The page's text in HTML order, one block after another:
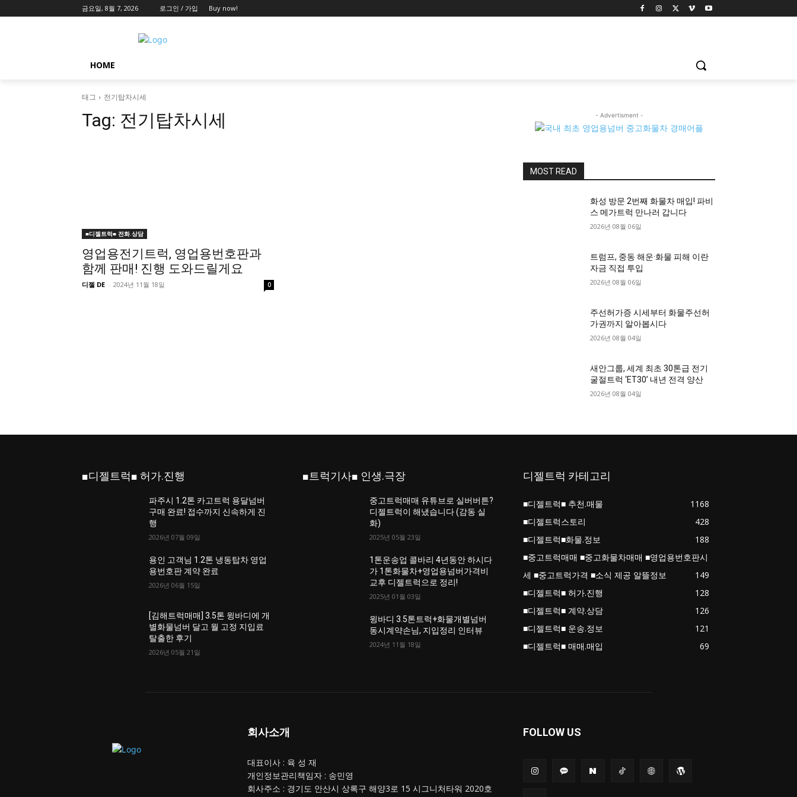
금요일, 8월 7, 2026 로그인 / 가입 Buy now!
HOME
태그 전기탑차시세
Tag: 전기탑차시세
■디젤트럭■ 전화.상담
영업용전기트럭, 영업용번호판과
함께 판매! 진행 도와드릴게요
디젤 DE - 2024년 11월 18일 0
- Advertisment -
MOST READ
화성 방문 2번째 화물차 매입! 파비
스 메가트럭 만나러 갑니다
2026년 08월 06일
트럼프, 중동 해운·화물 피해 이란
자금 직접 투입
2026년 08월 06일
주선허가증 시세부터 화물주선허
가권까지 알아봅시다
2026년 08월 04일
새안그룹, 세계 최초 30톤급 전기
굴절트럭 ‘ET30’ 내년 전격 양산
2026년 08월 04일
■디젤트럭■ 허가.진행
파주시 1.2톤 카고트럭 용달넘버
구매 완료! 접수까지 신속하게 진
행
2026년 07월 09일
용인 고객님 1.2톤 냉동탑차 영업
용번호판 계약 완료
2026년 06월 15일
[김해트럭매매] 3.5톤 윙바디에 개
별화물넘버 달고 월 고정 지입료
탈출한 후기
2026년 05월 21일
■트럭기사■ 인생.극장
중고트럭매매 유튜브로 실버버튼?
디젤트럭이 해냈습니다 (감동 실
화)
2025년 05월 23일
1톤운송업 콜바리 4년동안 하시다
가 1톤화물차+영업용넘버가격비
교후 디젤트럭으로 정리!
2025년 01월 03일
윙바디 3.5톤트럭+화물개별넘버
동시계약손님, 지입정리 인터뷰
2024년 11월 18일
디젤트럭 카테고리
■디젤트럭■ 추천.매물
1168
■디젤트럭스토리
428
■디젤트럭■화물.정보
188
■중고트럭매매 ■중고화물차매매 ■영업용번호판시
세 ■중고트럭가격 ■소식 제공 알뜰정보
149
■디젤트럭■ 허가.진행
128
■디젤트럭■ 계약.상담
126
■디젤트럭■ 운송.정보
121
■디젤트럭■ 매매.매입
69
회사소개
대표이사 : 육 성 재
개인정보관리책임자 : 송민영
회사주소 : 경기도 안산시 상록구 해양3로 15 시그니처타워 2020호
FOLLOW US